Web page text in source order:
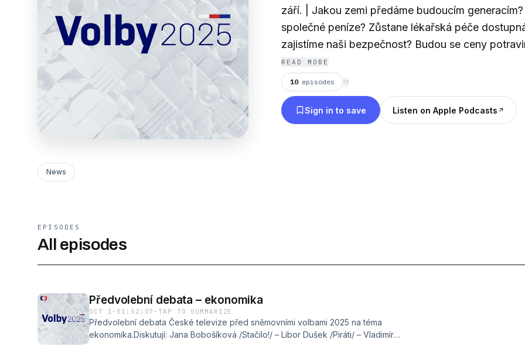
září. | Jakou zemi předáme budoucím
společné peníze? Zůstane lékařská péče
zajistíme naši bezpečnost? Budou se ceny
houpačce? A jsme připravení na digitální svět a
Nejsme stejní, ale zajímá nás, v jaké zemi žijeme.
o budoucnosti republiky.
READ MORE
10 episodes ⟳
Sign in to save Listen on Apple Podcasts
News
EPISODES
All episodes
Předvolební debata – ekonomika
OCT 1 · 01:52:07 ·TAP TO SUMMARIZE
Předvolební debata České televize před sněmovními volbami 2025 na téma
ekonomika.Diskutují: Jana Bobošíková /Stačilo!/ – Libor Dušek /Piráti/ – Vladimír